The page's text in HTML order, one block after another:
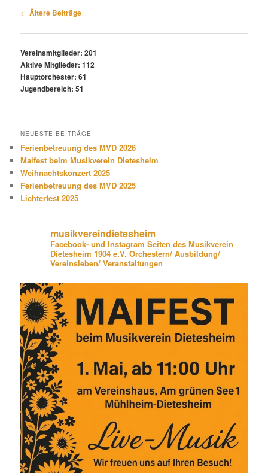
Beitragsnavigation
← Ältere Beiträge
Vereinsmitglieder: 201
Aktive Mitglieder: 112
Hauptorchester: 61
Jugendbereich: 51
NEUESTE BEITRÄGE
Ferienbetreuung des MVD 2026
Maifest beim Musikverein Dietesheim
Weihnachtskonzert 2025
Ferienbetreuung des MVD 2025
Lichterfest 2025
musikvereindietesheim
Facebook- und Instagram Seiten des Musikverein
Dietesheim 1904 e.V. Orchestern/ Ausbildung/
Vereinsleben/ Veranstaltungen